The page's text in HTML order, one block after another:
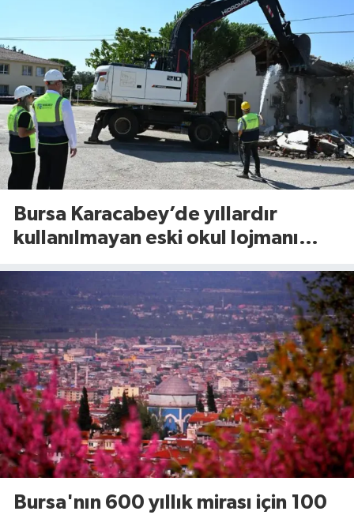
Bursa Karacabey’de yıllardır
kullanılmayan eski okul lojmanı
Bursa'nın 600 yıllık mirası için 100